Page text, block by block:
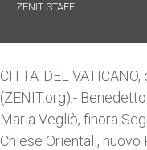
ZENIT STAFF
CITTA' DEL
(ZENIT.org).-
Maria Vegliò, finora
Chiese Orientali,